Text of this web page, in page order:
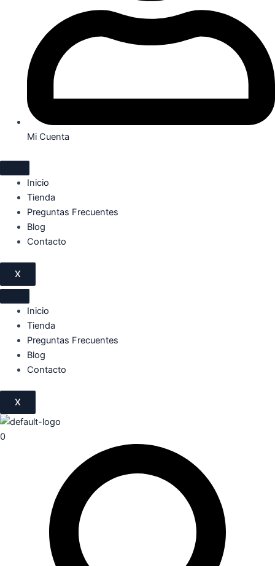
Mi Cuenta
Inicio
Tienda
Preguntas Frecuentes
Blog
Contacto
X
Inicio
Tienda
Preguntas Frecuentes
Blog
Contacto
X
0